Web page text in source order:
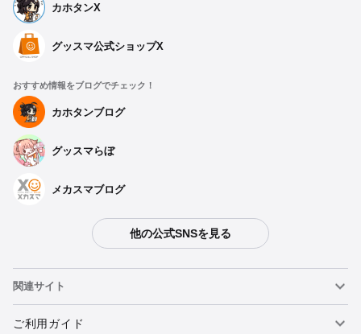
カホタンX
グッスマ公式ショップX
おすすめ情報をブログでチェック！
カホタンブログ
グッスマらぼ
メカスマブログ
他の公式SNSを見る
関連サイト
ねんどろいど
ご利用ガイド